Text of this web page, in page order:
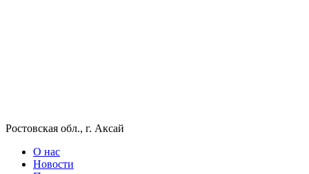
Ростовская обл., г. Аксай
О нас
Новости